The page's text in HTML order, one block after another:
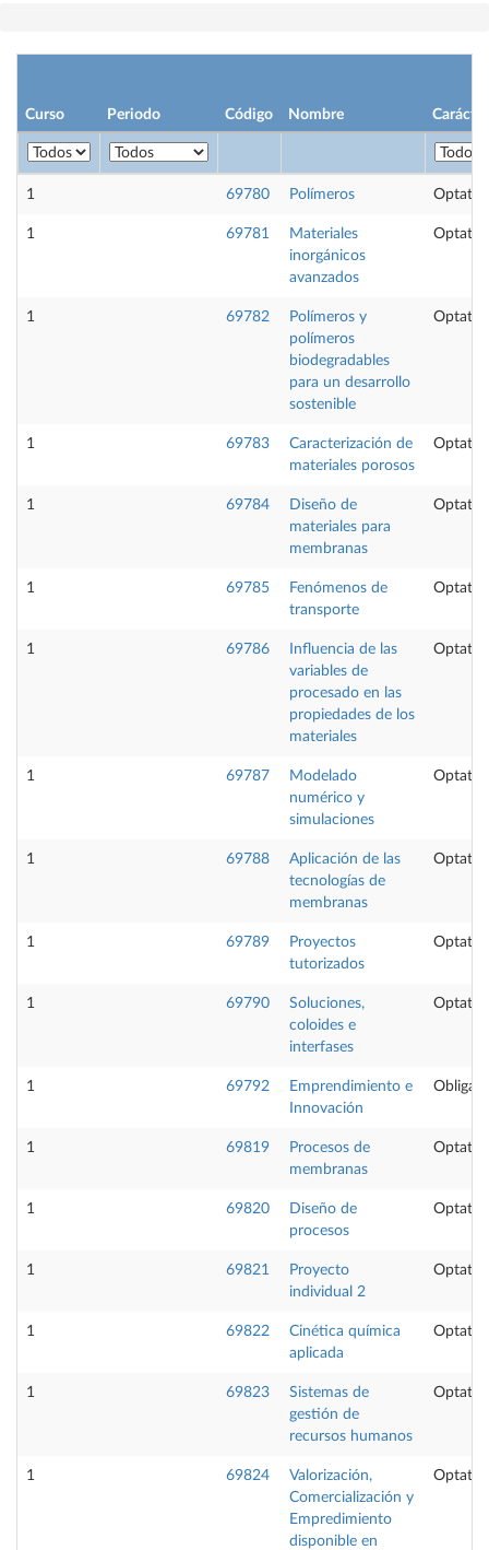
Curso Periodo Código Nombre Carácter
1 69780 Polímeros
1 69781
Materiales
inorgánicos
avanzados
1 69782
Polímeros y
polímeros
biodegradables
para un desarrollo
sostenible
1 69783
Caracterización de
materiales porosos
1 69784
Diseño de
materiales para
membranas
1 69785
Fenómenos de
transporte
1 69786
Influencia de las
variables de
procesado en las
propiedades de los
materiales
1 69787
Modelado
numérico y
simulaciones
1 69788
Aplicación de las
tecnologías de
membranas
1 69789
Proyectos
tutorizados
1 69790
Soluciones,
coloides e
interfases
1 69792
Emprendimiento e
Innovación
1 69819
Procesos de
membranas
1 69820
Diseño de
procesos
1 69821
Proyecto
individual 2
1 69822
Cinética química
aplicada
1 69823
Sistemas de
gestión de
recursos humanos
1 69824
Valorización,
Comercialización y
Empredimiento
disponible en